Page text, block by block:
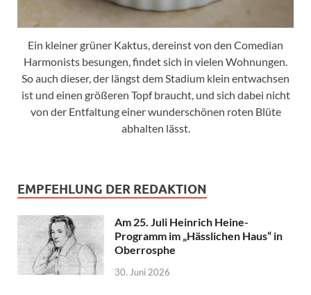
Ein kleiner grüner Kaktus, dereinst von den Comedian
Harmonists besungen, findet sich in vielen Wohnungen.
So auch dieser, der längst dem Stadium klein entwachsen
ist und einen größeren Topf braucht, und sich dabei nicht
von der Entfaltung einer wunderschönen roten Blüte
abhalten lässt.
EMPFEHLUNG DER REDAKTION
Am 25. Juli Heinrich Heine-
Programm im „Hässlichen Haus“ in
Oberrosphe
30. Juni 2026